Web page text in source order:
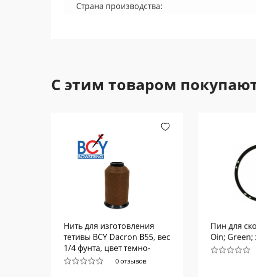
Страна производства:
С этим товаром
Нить для изготовления
тетивы BCY Dacron B55, вес
1/4 фунта, цвет темно-
коричневый
0 отзывов
Пин для
Oin; Green;